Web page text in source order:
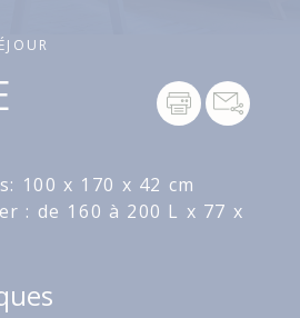
100 x 170 x 42 cm
: de 160 à 200 L x 77 x